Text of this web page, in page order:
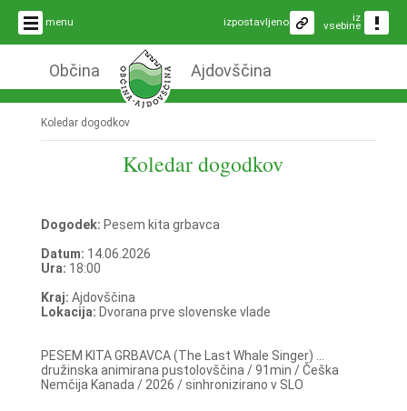
menu iz
vsebine
izpostavljeno
Občina Ajdovščina
Koledar dogodkov
Koledar dogodkov
Dogodek: Pesem kita grbavca
Datum: 14.06.2026
Ura: 18:00
Kraj: Ajdovščina
Lokacija: Dvorana prve slovenske vlade
PESEM KITA GRBAVCA (The Last Whale Singer) ...
družinska animirana pustolovščina / 91min / Češka
Nemčija Kanada / 2026 / sinhronizirano v SLO